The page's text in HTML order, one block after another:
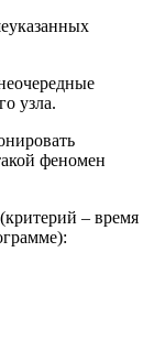
узла.
феномен
– время